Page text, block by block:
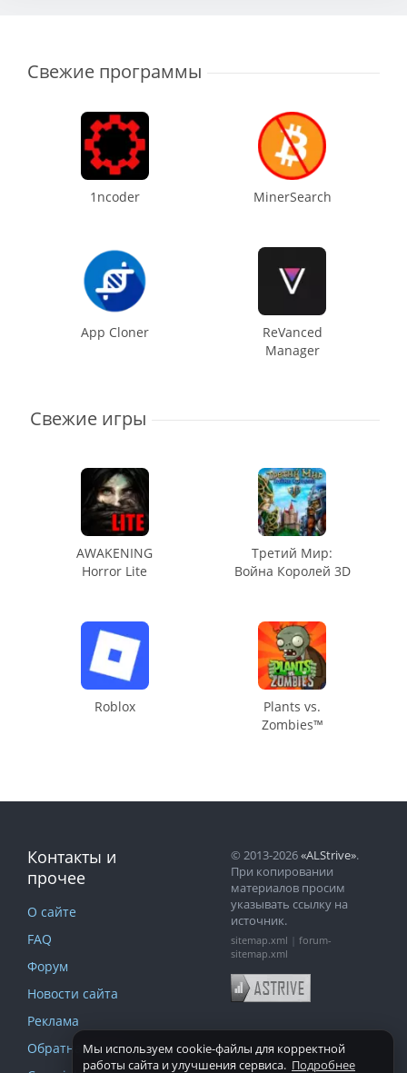
Свежие программы
1ncoder MinerSearch
App Cloner
ReVanced
Manager
Свежие игры
AWAKENING
Horror Lite
Третий Мир:
Война Королей 3D
Roblox
Plants vs.
Zombies™
Контакты и
прочее
О сайте
FAQ
Форум
Новости сайта
Реклама
Обратная связь
© 2013-2026«ALStrive».
При копировании
материалов просим
указывать ссылку на
источник.
sitemap.xml
forum-
sitemap.xml
Мы используем cookie-файлы для корректной
работы сайта и улучшения сервиса. Подробнее